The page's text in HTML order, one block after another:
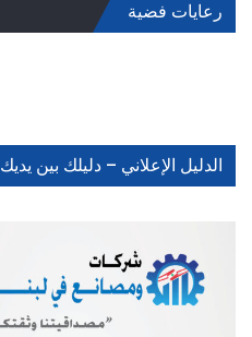
رعايات فضية
الدليل الإعلاني – دليلك بين يديك